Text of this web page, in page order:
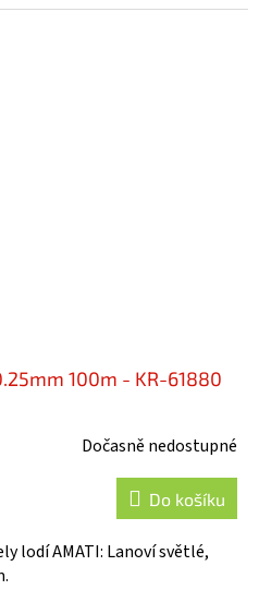
100m - KR-61880
Dočasně nedostupné
Do košíku
lodí AMATI: Lanoví světlé,